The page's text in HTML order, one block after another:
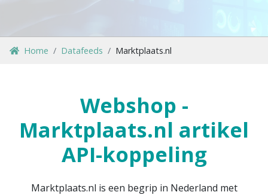
Home Datafeeds Marktplaats.nl
Webshop -
Marktplaats.nl artikel
API-koppeling
Marktplaats.nl is een begrip in Nederland met
LOG IN